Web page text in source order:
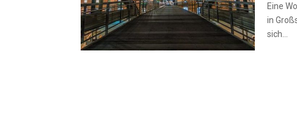
Eine
in
sich...